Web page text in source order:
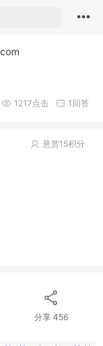
1 回答
1217点击
悬赏15积分
分享 456